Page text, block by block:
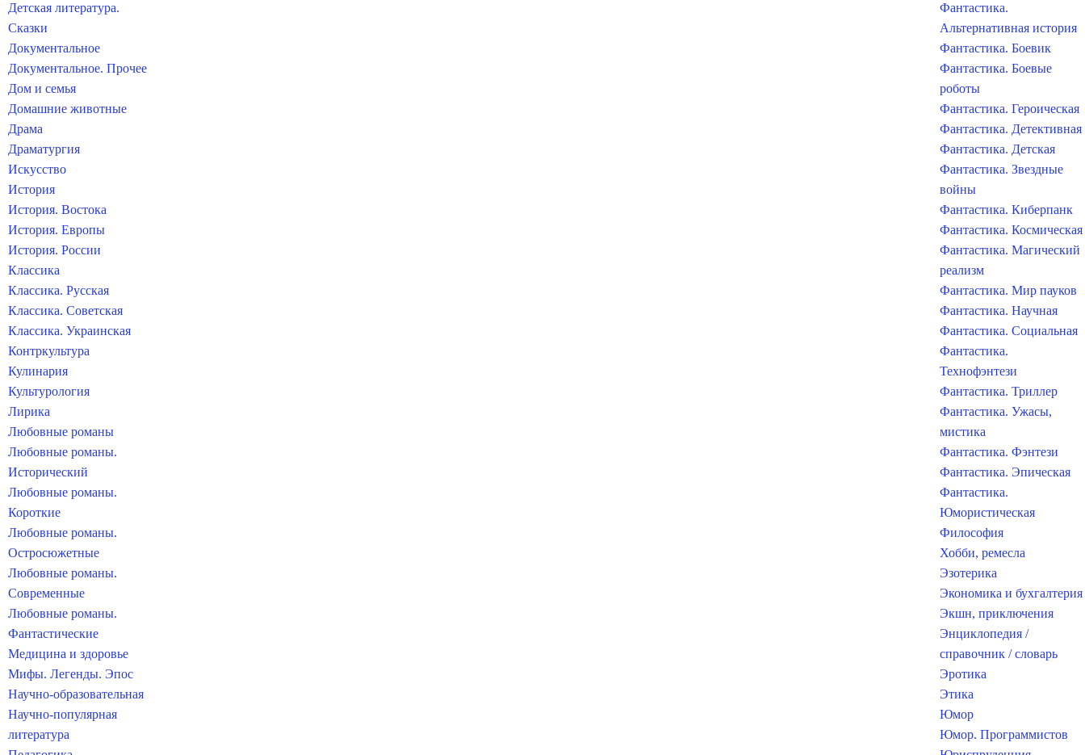
Детская литература.
Сказки
Документальное
Документальное. Прочее
Дом и семья
Домашние животные
Драма
Драматургия
Искусство
История
История. Востока
История. Европы
История. России
Классика
Классика. Русская
Классика. Советская
Классика. Украинская
Контркультура
Кулинария
Культурология
Лирика
Любовные романы
Любовные романы.
Исторический
Любовные романы.
Короткие
Любовные романы.
Остросюжетные
Любовные романы.
Современные
Любовные романы.
Фантастические
Медицина и здоровье
Мифы. Легенды. Эпос
Научно-образовательная
Научно-популярная
литература
Фантастика.
Альтернативная история
Фантастика. Боевик
Фантастика. Боевые
роботы
Фантастика. Героическая
Фантастика. Детективная
Фантастика. Детская
Фантастика. Звездные
войны
Фантастика. Киберпанк
Фантастика. Космическая
Фантастика. Магический
реализм
Фантастика. Мир пауков
Фантастика. Научная
Фантастика. Социальная
Фантастика.
Технофэнтези
Фантастика. Триллер
Фантастика. Ужасы,
мистика
Фантастика. Фэнтези
Фантастика. Эпическая
Фантастика.
Юмористическая
Философия
Хобби, ремесла
Эзотерика
Экономика и бухгалтерия
Экшн, приключения
Энциклопедия /
справочник / словарь
Эротика
Этика
Юмор
Юмор. Программистов